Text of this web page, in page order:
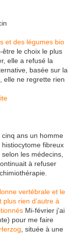
et des légumes bio
être le choix le plus
elle a refusé la
basée sur la
elle ne regrette rien
ans un homme
fibreux
les médecins,
à refuser
vertébrale et le
rien d’autre à
Mi-février j’ai
pour me faire
, située à une